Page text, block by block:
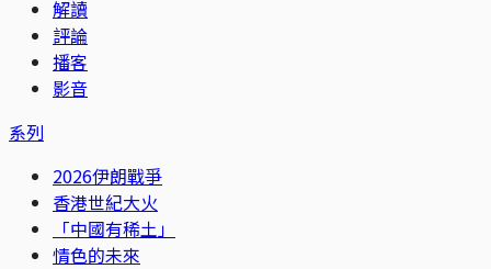
解讀
評論
播客
影音
系列
2026伊朗戰爭
香港世紀大火
「中國有稀土」
情色的未來